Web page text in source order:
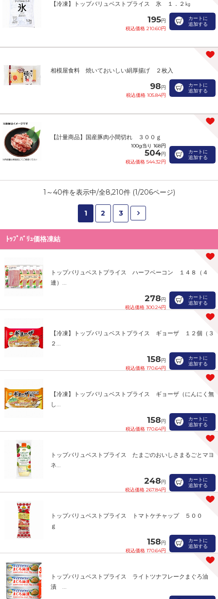
【冷凍】トップバリュベストプライス 氷 １．２㎏
195円
税込価格 210.60円
カートに
追加する
相模屋食料 焼いておいしい絹厚揚げ ２枚入
98円
税込価格 105.84円
カートに
追加する
【計量商品】国産豚肉小間切れ ３００ｇ
100g当り 168円
504円
税込価格 544.32円
カートに
追加する
1 ～40件を表示中/全8,210件 (1/206ページ)
1 2 3
ﾄｯﾌﾟﾊﾞﾘｭ価格凍結
トップバリュベストプライス ハーフベーコン １４８（４
連）...
278円
税込価格 300.24円
カートに
追加する
【冷凍】トップバリュベストプライス ギョーザ １２個（３
２...
158円
税込価格 170.64円
カートに
追加する
【冷凍】トップバリュベストプライス ギョーザ（にんにく無
し...
158円
税込価格 170.64円
カートに
追加する
トップバリュベストプライス たまごのおいしさまるごとマヨ
ネ...
248円
税込価格 267.84円
カートに
追加する
トップバリュベストプライス トマトケチャップ ５００
ｇ
158円
税込価格 170.64円
カートに
追加する
トップバリュベストプライス ライトツナフレークまぐろ油
漬 ...